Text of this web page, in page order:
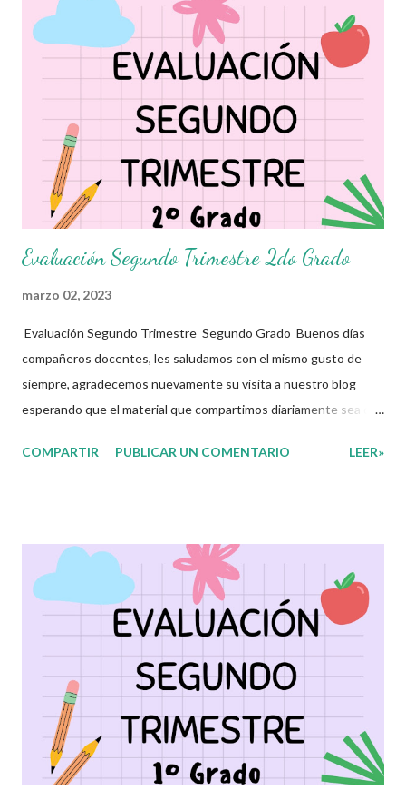
gran utilidad para docentes y alumnos. Con mucho entusiasmo
agradecemos a los autores de este grandioso material.
Recordamos también que nosotros únicamente lo compartimos
con fines informativos y educativos en nuestra labor como
agentes de la educación. 👏 Obtén Examen aquí 👇👇 Evaluación
Segundo Trimestre 3er Grado
Evaluación Segundo Trimestre 2do Grado
marzo 02, 2023
Evaluación Segundo Trimestre Segundo Grado Buenos días
compañeros docentes, les saludamos con el mismo gusto de
siempre, agradecemos nuevamente su visita a nuestro blog
esperando que el material que compartimos diariamente sea de
compartir con ustedes este increíble Examen correspomdiente
gran utilidad para docentes y alumnos. Con mucho entusiasmo
agradecemos a los autores de este grandioso material.
Recordamos también que nosotros únicamente lo compartimos
con fines informativos y educativos en nuestra labor como
agentes de la educación. 👏 Obtén Examen aquí 👇👇 Evaluación
Segundo Trimestre 2do Grado
COMPARTIR PUBLICAR UN COMENTARIO LEER»